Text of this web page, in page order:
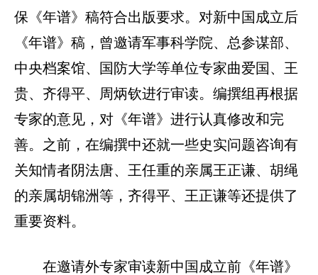
保《年谱》稿符合出版要求。对新中国成立后
《年谱》稿，曾邀请军事科学院、总参谋部、
中央档案馆、国防大学等单位专家曲爱国、王
贵、齐得平、周炳钦进行审读。编撰组再根据
专家的意见，对《年谱》进行认真修改和完
善。之前，在编撰中还就一些史实问题咨询有
关知情者阴法唐、王任重的亲属王正谦、胡绳
的亲属胡锦洲等，齐得平、王正谦等还提供了
重要资料。
在邀请外专家审读新中国成立前《年谱》